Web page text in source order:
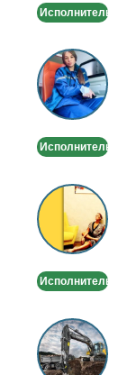
Исполнитель
Выведение
из
запоя.
Капельница,
Исполнитель
Тантрический
массаж
Исполнитель
Аренда
спецтехники
в